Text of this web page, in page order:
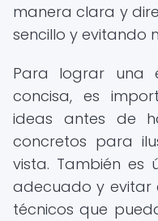
manera clara y
sencillo y evitando
Para lograr una
concisa, es
ideas antes de
concretos para
vista. También es
adecuado y evitar
técnicos que